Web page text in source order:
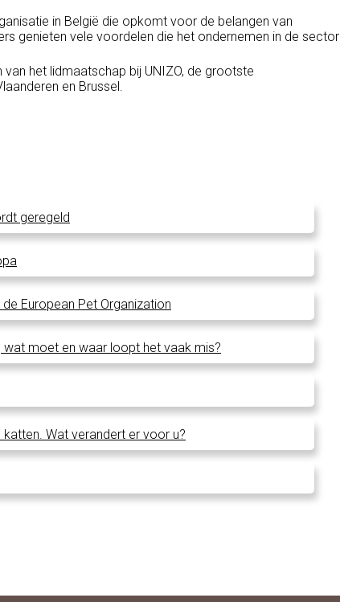
in België die opkomt voor de belangen van
genieten vele voordelen die het ondernemen in de sector
het lidmaatschap bij UNIZO, de grootste
en Brussel.
geregeld
European Pet Organization
wat moet en waar loopt het vaak mis?
Wat verandert er voor u?